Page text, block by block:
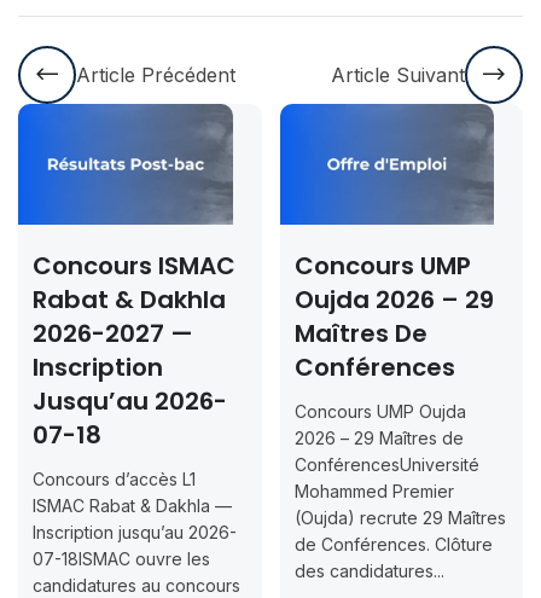
Article Précédent Article Suivant
Concours ISMAC
Rabat & Dakhla
2026-2027 —
Inscription
Jusqu’au 2026-
07-18
Concours d’accès L1
ISMAC Rabat & Dakhla —
Inscription jusqu’au 2026-
07-18ISMAC ouvre les
candidatures au concours
Concours UMP
Oujda 2026 – 29
Maîtres De
Conférences
Concours UMP Oujda
2026 – 29 Maîtres de
ConférencesUniversité
Mohammed Premier
(Oujda) recrute 29 Maîtres
de Conférences. Clôture
des candidatures...